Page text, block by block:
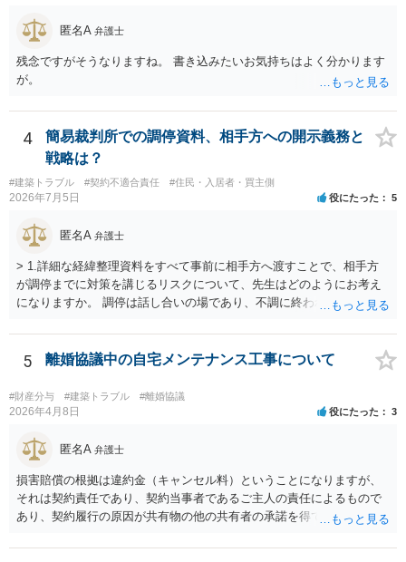
匿名A 弁護士
残念ですがそうなりますね。 書き込みたいお気持ちはよく分かります
が。
4
簡易裁判所での調停資料、相手方への開示義務と
戦略は？
#建築トラブル #契約不適合責任 #住民・入居者・買主側
2026年7月5日 役にたった 5
匿名A 弁護士
> 1.詳細な経緯整理資料をすべて事前に相手方へ渡すことで、相手方
が調停までに対策を講じるリスクについて、先生はどのようにお考え
になりますか。 調停は話し合いの場であり、不調に終われば訴訟で解
いう姑息な手段は使えませんし、公平かつ納得のできる解決というの
は、当事者と裁判所が同じ主張と証拠関係を踏まえた上で初めて実現
できるものだと考えます。 > 2.また、開示する範囲や内容の見せ方に
ついて、何か工夫できる点があればご教示いただけますでしょうか。
弁護士によって考え方が異なるかもしれませんが、資料の一部を相手
にとって不利な事実が隠されているという推認を働かせることに繋が
るリスクがあります（もちろん、争点と全く無関係な部分をマスキン
グ等することはありますが、それは手続戦略とは別の問題です）。 裁
判所は公平な第三者であり、調停委員会に与える心証も考慮する必要
があります。手続を有利に進めたいのであれば、証拠の出し方より
5 離婚協議中の自宅メンテナンス工事について
#財産分与 #建築トラブル #離婚協議
2026年4月8日 役にたった 3
匿名A 弁護士
損害賠償の根拠は違約金（キャンセル料）ということになりますが、
それは契約責任であり、契約当事者であるご主人の責任によるもので
あり、契約履行の原因が共有物の他の共有者の承諾を得ていなかった
るべきものであり、奥さんが負担すべき債務ではありません。つまり